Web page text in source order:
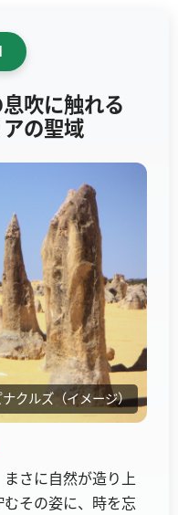
吹に触れる
の聖域
ナクルズ（イメージ）
さに自然が造り上
その姿に、時を忘